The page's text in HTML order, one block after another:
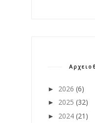
► 2026 (6)
► 2025 (32)
► 2024 (21)